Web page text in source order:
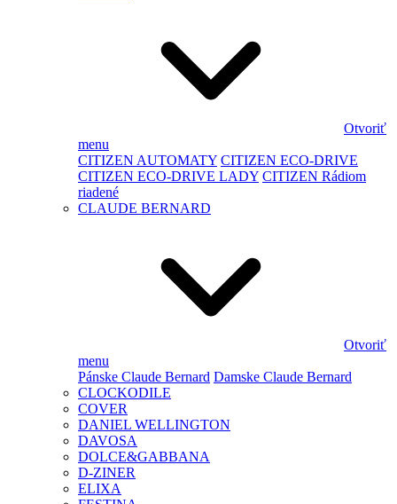
Otvoriť
menu
CITIZEN AUTOMATY CITIZEN ECO-DRIVE
CITIZEN ECO-DRIVE LADY CITIZEN Rádiom
riadené
CLAUDE BERNARD
Otvoriť
menu
Pánske Claude Bernard Damske Claude Bernard
CLOCKODILE
COVER
DANIEL WELLINGTON
DAVOSA
DOLCE&GABBANA
D-ZINER
ELIXA